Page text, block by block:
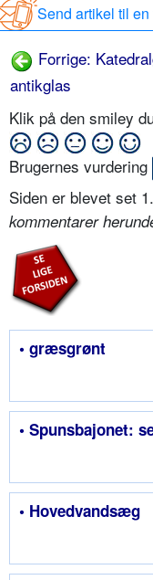
Send artikel til en
Forrige:
antikglas
Klik på den smiley
Brugernes vurdering
Siden er blevet set
kommentarer
• græsgrønt
• Spunsbajonet:
• Hovedvandsæg